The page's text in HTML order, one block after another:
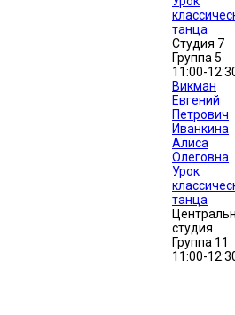
танца
Студия 7
Группа 5
11:00-
Викман
Евгений
Петрович
Иванкина
Алиса
Олеговна
Урок
танца
студия
Группа 11
11:00-